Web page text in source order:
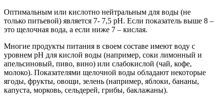
Оптимальным или кислотно нейтральным для воды (не
только питьевой) является 7- 7,5 pH. Если показатель выше 8 –
это щелочная вода, а если ниже 7 – кислая.
Многие продукты питания в своем составе имеют воду с
уровнем pH для кислой воды (например, соки лимонный и
апельсиновый, пиво, вино) или слабокислой (чай, кофе,
молоко). Показателями щелочной воды обладают некоторые
ягоды, фрукты, овощи, зелень (например, яблоки, бананы,
капуста, морковь, сельдерей, грибы, баклажаны).